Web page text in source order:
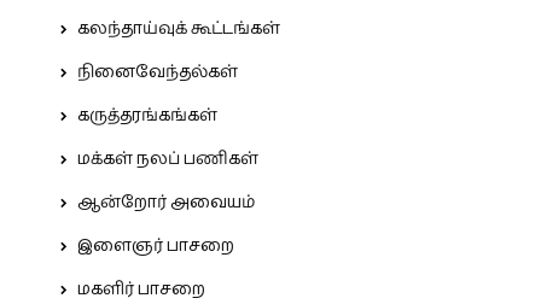
கலந்தாய்வுக் கூட்டங்கள்
நினைவேந்தல்கள்
கருத்தரங்கங்கள்
மக்கள் நலப் பணிகள்
ஆன்றோர் அவையம்
இளைஞர் பாசறை
மகளிர் பாசறை